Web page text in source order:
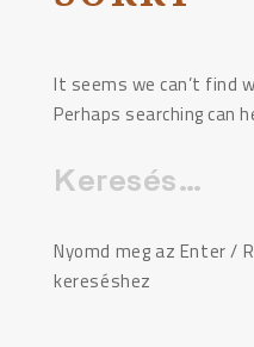
It seems we can’t find
Perhaps searching can
Keresés:
Nyomd meg az Enter /
kereséshez